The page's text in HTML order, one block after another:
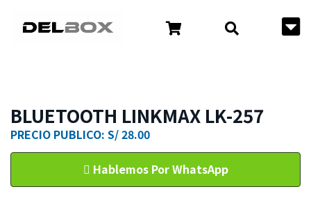
BLUETOOTH LINKMAX LK-257
PRECIO PUBLICO: S/ 28.00
Hablemos Por WhatsApp